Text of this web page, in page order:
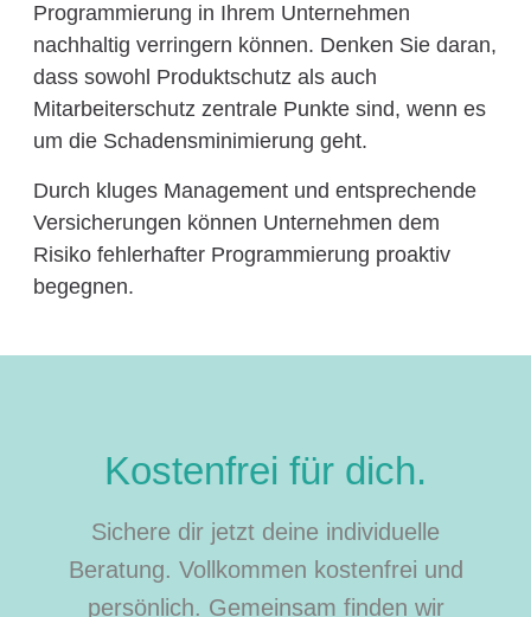
Programmierung in Ihrem Unternehmen
nachhaltig verringern können. Denken Sie daran,
dass sowohl Produktschutz als auch
Mitarbeiterschutz zentrale Punkte sind, wenn es
um die Schadensminimierung geht.
Durch kluges Management und entsprechende
Versicherungen können Unternehmen dem
Risiko fehlerhafter Programmierung proaktiv
begegnen.
Kostenfrei für dich.
Sichere dir jetzt deine individuelle
Beratung. Vollkommen kostenfrei und
persönlich. Gemeinsam finden wir